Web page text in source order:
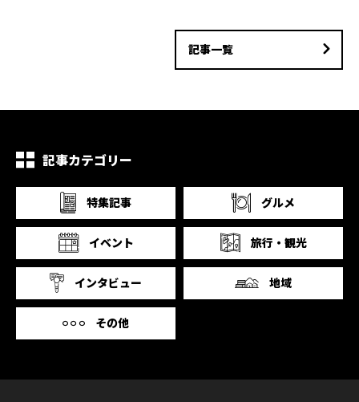
記事一覧
記事カテゴリー
特集記事 グルメ
イベント 旅行・観光
インタビュー 地域
その他